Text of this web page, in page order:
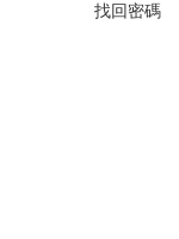
找回密碼